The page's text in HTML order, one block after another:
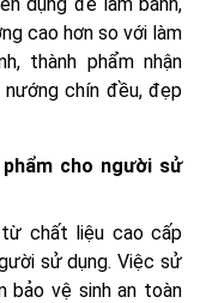
cao hơn so với làm
thành phẩm nhận
chín đều, đẹp
cho người sử
chất liệu cao cấp
sử dụng. Việc sử
bảo vệ sinh an toàn